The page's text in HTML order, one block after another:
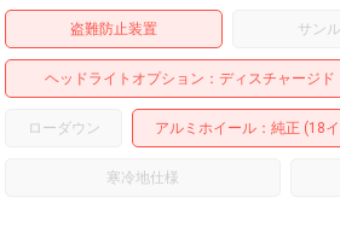
盗難防止装置 サン
ヘッドライトオプション ディスチャージド
ローダウン アルミホイール：純正 (18
寒冷地仕様